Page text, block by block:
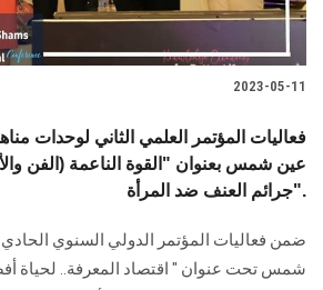
2023-05-11
فعاليات المؤتمر العلمي الثاني لوحدات
عين شمس بعنوان "القوة الناعمة (الفن
جرائم العنف ضد المرأة".
ضمن فعاليات المؤتمر الدولي السنوي
شمس تحت عنوان " اقتصاد المعرفة.. لحياة